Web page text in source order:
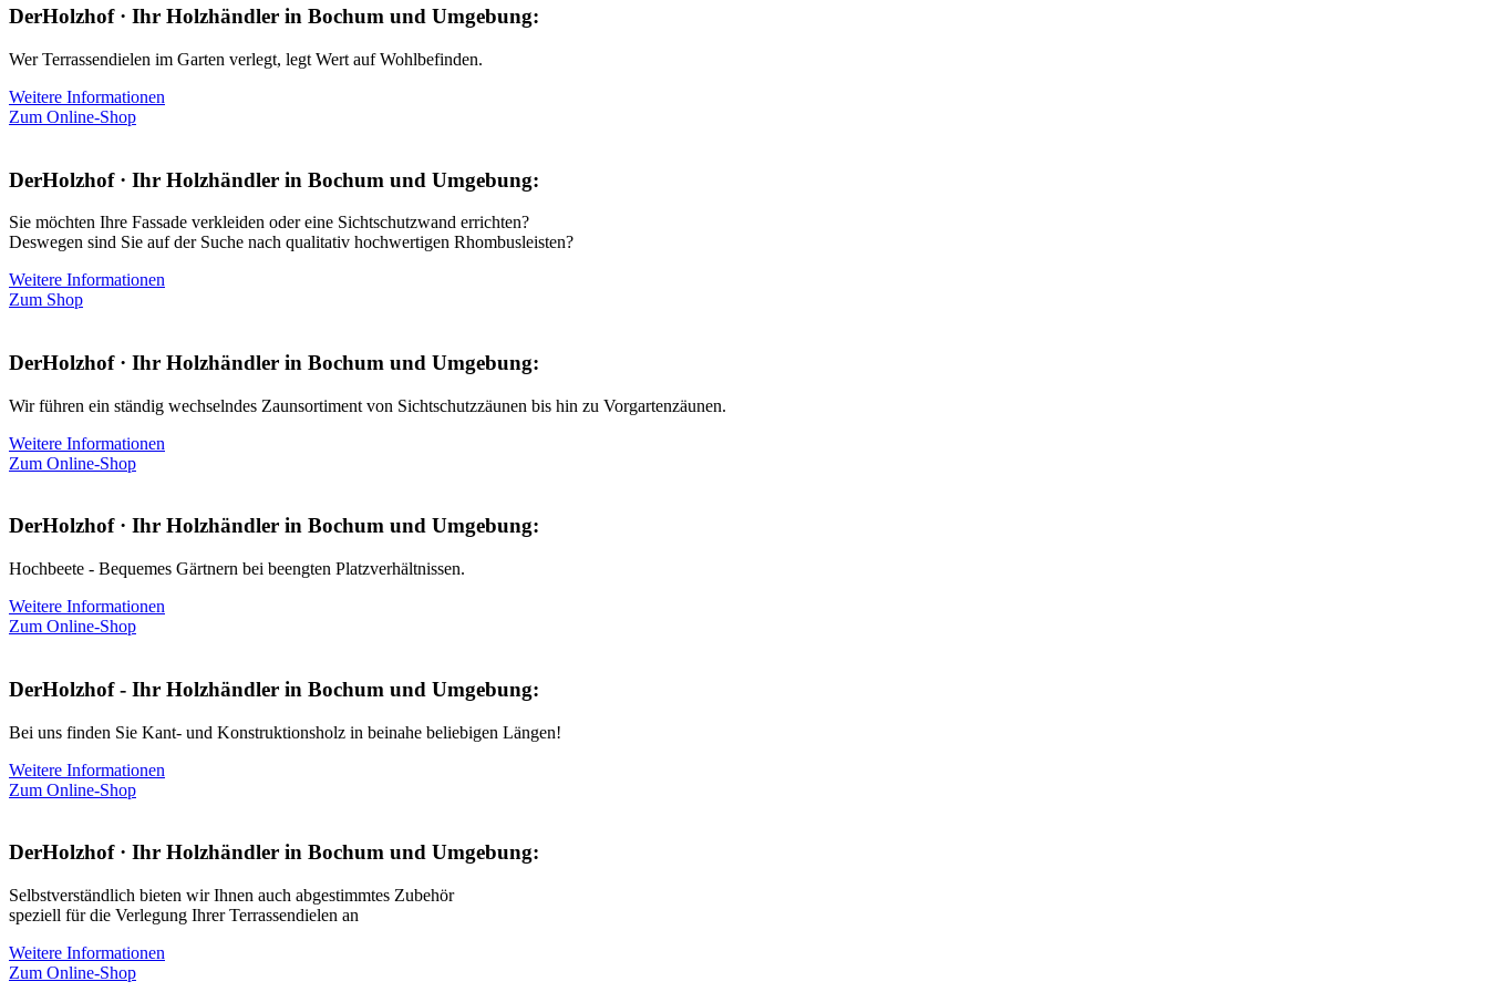
DerHolzhof · Ihr Holzhändler in Bochum und Umgebung:
Wer Terrassendielen im Garten verlegt, legt Wert auf Wohlbefinden.
Weitere Informationen
Zum Online-Shop
DerHolzhof · Ihr Holzhändler in Bochum und Umgebung:
Sie möchten Ihre Fassade verkleiden oder eine Sichtschutzwand errichten?
Deswegen sind Sie auf der Suche nach qualitativ hochwertigen Rhombusleisten?
Weitere Informationen
Zum Shop
DerHolzhof · Ihr Holzhändler in Bochum und Umgebung:
Wir führen ein ständig wechselndes Zaunsortiment von Sichtschutzzäunen bis hin zu Vorgartenzäunen.
Weitere Informationen
Zum Online-Shop
DerHolzhof · Ihr Holzhändler in Bochum und Umgebung:
Hochbeete - Bequemes Gärtnern bei beengten Platzverhältnissen.
Weitere Informationen
Zum Online-Shop
DerHolzhof - Ihr Holzhändler in Bochum und Umgebung:
Bei uns finden Sie Kant- und Konstruktionsholz in beinahe beliebigen Längen!
Weitere Informationen
Zum Online-Shop
DerHolzhof · Ihr Holzhändler in Bochum und Umgebung:
Selbstverständlich bieten wir Ihnen auch abgestimmtes Zubehör
speziell für die Verlegung Ihrer Terrassendielen an
Weitere Informationen
Zum Online-Shop